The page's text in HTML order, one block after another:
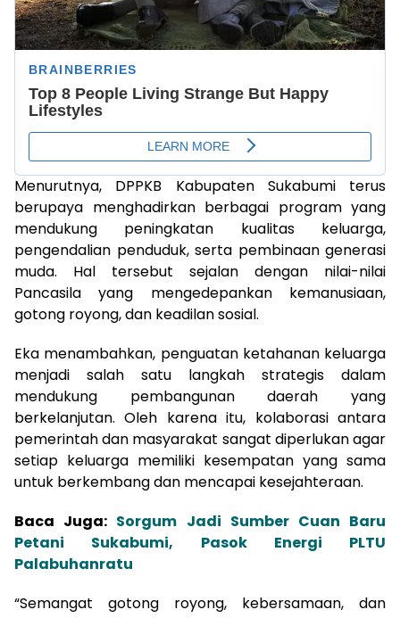
Menurutnya, DPPKB Kabupaten Sukabumi terus
berupaya menghadirkan berbagai program yang
mendukung peningkatan kualitas keluarga,
pengendalian penduduk, serta pembinaan generasi
muda. Hal tersebut sejalan dengan nilai-nilai
Pancasila yang mengedepankan kemanusiaan,
gotong royong, dan keadilan sosial.
Eka menambahkan, penguatan ketahanan keluarga
menjadi salah satu langkah strategis dalam
mendukung pembangunan daerah yang
berkelanjutan. Oleh karena itu, kolaborasi antara
pemerintah dan masyarakat sangat diperlukan agar
setiap keluarga memiliki kesempatan yang sama
untuk berkembang dan mencapai kesejahteraan.
Baca Juga: Sorgum Jadi Sumber Cuan Baru
Petani Sukabumi, Pasok Energi PLTU
Palabuhanratu
“Semangat gotong royong, kebersamaan, dan